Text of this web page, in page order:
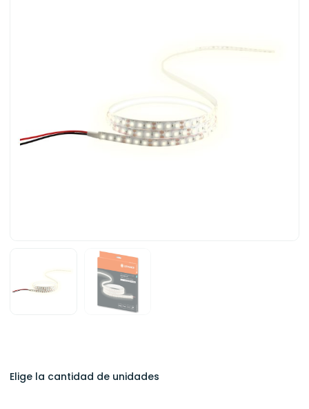
Elige la cantidad de unidades